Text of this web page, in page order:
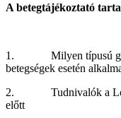
A betegtájékoztató
1. Milyen típusú
betegségek esetén
2. Tudnivalók a
előtt